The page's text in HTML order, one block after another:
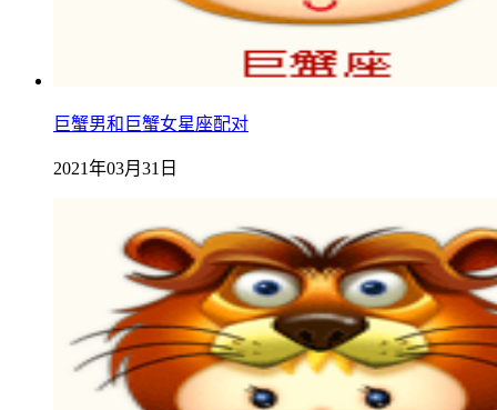
巨蟹男和巨蟹女星座配对
2021年03月31日